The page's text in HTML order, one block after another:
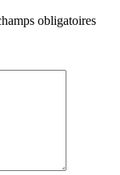
obligatoires